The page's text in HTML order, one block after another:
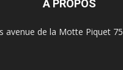
À PROPOS
avenue de la Motte Piquet